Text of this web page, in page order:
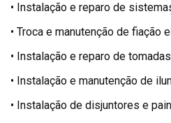
• Instalação e reparo de
• Troca e manutenção de fiação
• Instalação e reparo de
• Instalação e manutenção de
• Instalação de disjuntores e